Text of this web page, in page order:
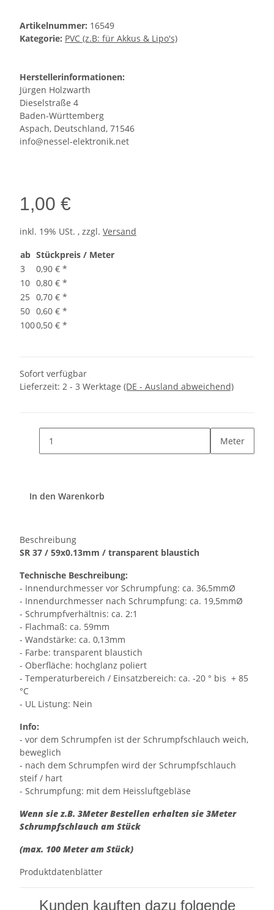
Artikelnummer: 16549
Kategorie: PVC (z.B: für Akkus & Lipo's)
Herstellerinformationen:
Jürgen Holzwarth
Dieselstraße 4
Baden-Württemberg
Aspach, Deutschland, 71546
info@nessel-elektronik.net
1,00 €
inkl. 19% USt. , zzgl. Versand
ab Stückpreis / Meter
3
0,90 € *
10 0,80 € *
25 0,70 € *
50 0,60 € *
1000,50 € *
Sofort verfügbar
Lieferzeit: 2 - 3 Werktage (DE - Ausland abweichend)
Meter
In den Warenkorb
Beschreibung
SR 37 / 59x0.13mm / transparent blaustich
Technische Beschreibung:
- Innendurchmesser vor Schrumpfung: ca. 36,5mmØ
- Innendurchmesser nach Schrumpfung: ca. 19,5mmØ
- Schrumpfverhältnis: ca. 2:1
- Flachmaß: ca. 59mm
- Wandstärke: ca. 0,13mm
- Farbe: transparent blaustich
- Oberfläche: hochglanz poliert
- Temperaturbereich / Einsatzbereich: ca. -20 ° bis + 85
°C
- UL Listung: Nein
Info:
- vor dem Schrumpfen ist der Schrumpfschlauch weich,
beweglich
- nach dem Schrumpfen wird der Schrumpfschlauch
steif / hart
- Schrumpfung: mit dem Heissluftgebläse
Wenn sie z.B. 3Meter Bestellen erhalten sie 3Meter
Schrumpfschlauch am Stück
(max. 100 Meter am Stück)
Produktdatenblätter
Kunden kauften dazu folgende